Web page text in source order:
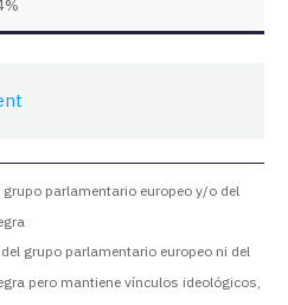
parlamentario europeo y/o del
grupo parlamentario europeo ni del
pero mantiene vínculos ideológicos,